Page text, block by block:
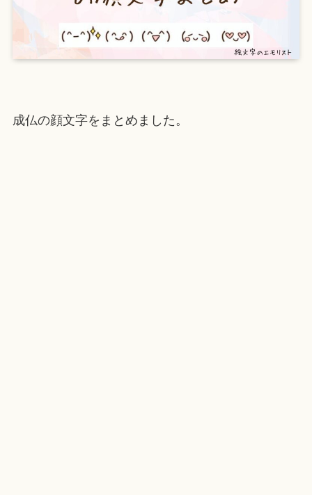
成仏の顔文字をまとめました。